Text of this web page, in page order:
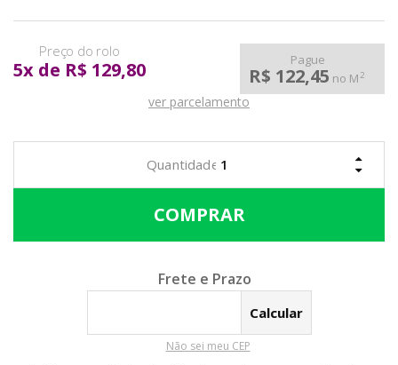
5x de R$ 129,80 Pague
R$ 122,45 no M2
ver parcelamento
Calcular o Frete
Não sei meu CEP